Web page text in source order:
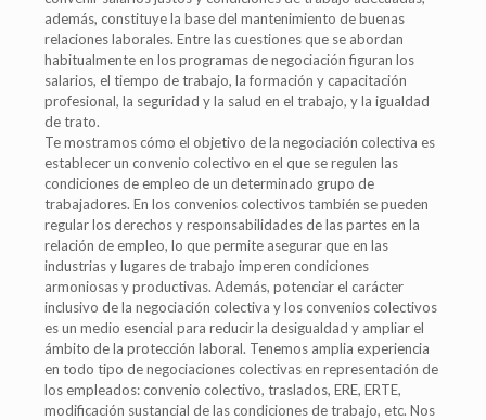
además, constituye la base del mantenimiento de buenas
relaciones laborales. Entre las cuestiones que se abordan
habitualmente en los programas de negociación figuran los
salarios, el tiempo de trabajo, la formación y capacitación
profesional, la seguridad y la salud en el trabajo, y la igualdad
de trato.
Te mostramos cómo el objetivo de la negociación colectiva es
establecer un convenio colectivo en el que se regulen las
condiciones de empleo de un determinado grupo de
trabajadores. En los convenios colectivos también se pueden
regular los derechos y responsabilidades de las partes en la
relación de empleo, lo que permite asegurar que en las
industrias y lugares de trabajo imperen condiciones
armoniosas y productivas. Además, potenciar el carácter
inclusivo de la negociación colectiva y los convenios colectivos
es un medio esencial para reducir la desigualdad y ampliar el
ámbito de la protección laboral. Tenemos amplia experiencia
en todo tipo de negociaciones colectivas en representación de
los empleados: convenio colectivo, traslados, ERE, ERTE,
modificación sustancial de las condiciones de trabajo, etc. Nos